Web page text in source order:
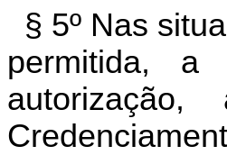
§ 5º Nas
permitida, a